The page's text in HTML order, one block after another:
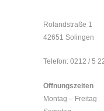
Rolandstraße 1
42651 Solingen
Telefon: 0212 / 5
Öffnungszeiten
Montag – Freitag